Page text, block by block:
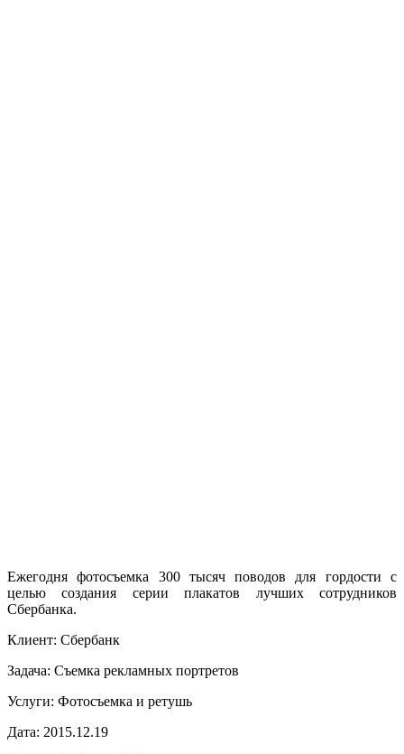
Ежегодня фотосъемка 300 тысяч поводов для гордости с
целью создания серии плакатов лучших сотрудников
Сбербанка.
Клиент: Сбербанк
Задача: Съемка рекламных портретов
Услуги: Фотосъемка и ретушь
Дата: 2015.12.19